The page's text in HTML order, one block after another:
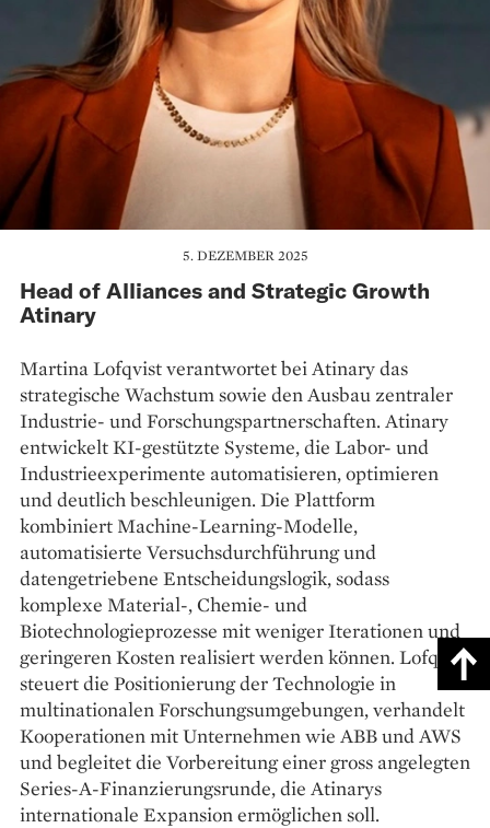
5. DEZEMBER 2025
Head of Alliances and Strategic Growth
Atinary
Martina Lofqvist verantwortet bei Atinary das
strategische Wachstum sowie den Ausbau zentraler
Industrie- und Forschungspartnerschaften. Atinary
entwickelt KI-gestützte Systeme, die Labor- und
Industrieexperimente automatisieren, optimieren
und deutlich beschleunigen. Die Plattform
kombiniert Machine-Learning-Modelle,
automatisierte Versuchsdurchführung und
datengetriebene Entscheidungslogik, sodass
komplexe Material-, Chemie- und
Biotechnologieprozesse mit weniger Iterationen und
geringeren Kosten realisiert werden können. Lofqvist
steuert die Positionierung der Technologie in
multinationalen Forschungsumgebungen, verhandelt
Kooperationen mit Unternehmen wie ABB und AWS
und begleitet die Vorbereitung einer gross angelegten
Series-A-Finanzierungsrunde, die Atinarys
internationale Expansion ermöglichen soll.